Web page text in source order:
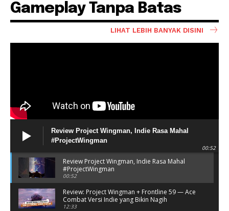
Gameplay Tanpa Batas
LIHAT LEBIH BANYAK DISINI
Review Project Wingman, Indie Rasa Mahal
#ProjectWingman
00:52
Review Project Wingman, Indie Rasa Mahal
#ProjectWingman
00:52
Review: Project Wingman + Frontline 59 — Ace
Combat Versi Indie yang Bikin Nagih
12:33